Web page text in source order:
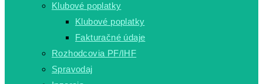
Klubové poplatky
Klubové poplatky
Fakturačné údaje
Rozhodcovia PF/IHF
Spravodaj